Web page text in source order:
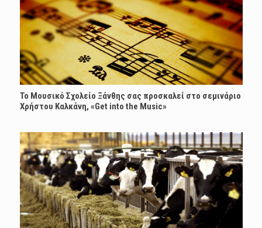
Το Μουσικό Σχολείο Ξάνθης σας προσκαλεί στο σεμινάριο
Χρήστου Καλκάνη, «Get into the Music»